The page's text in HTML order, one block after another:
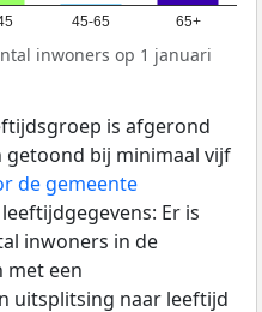
45-65 65+
inwoners op 1 januari
is afgerond
bij minimaal vijf
de gemeente
Er is
inwoners in de
met een
uitsplitsing naar leeftijd